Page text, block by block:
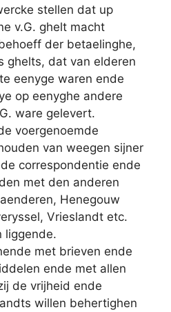
stellen dat up
v.G. ghelt macht
der betaelinghe,
ghelts, dat van elderen
eenyge waren ende
op eenyghe andere
ware gelevert.
voergenoemde
van weegen sijner
correspondentie ende
met den anderen
Henegouw
Vrieslandt etc.
liggende.
met brieven ende
ende met allen
de vrijheid ende
willen behertighen